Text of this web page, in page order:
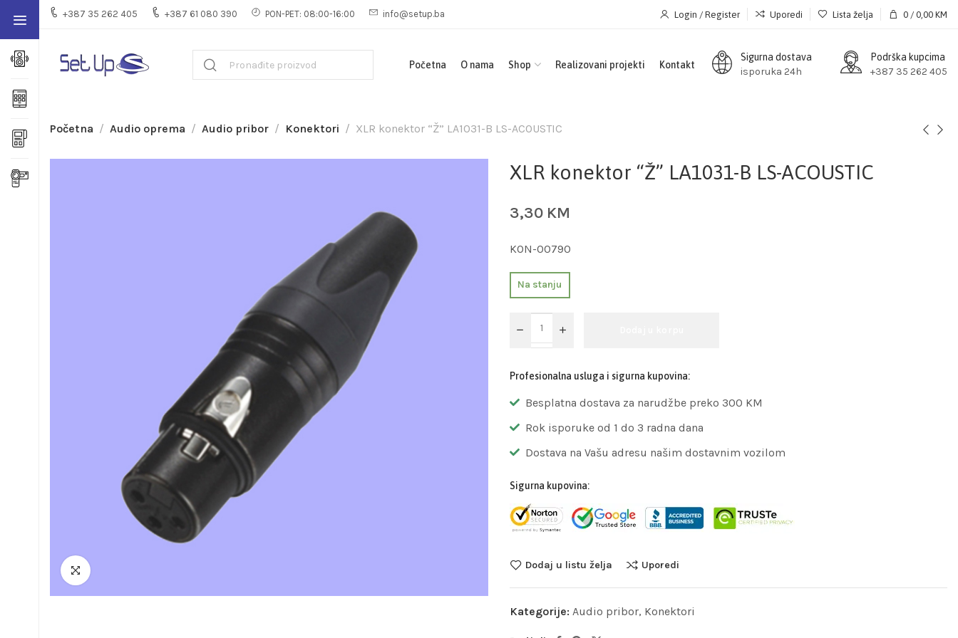
+387 35 262 405 +387 61 080 390 PON-PET: 08:00-16:00 info@setup.ba Login / Register Uporedi Lista želja 0 / 0,00 KM
Početna O nama Shop Realizovani projekti Kontakt
Sigurna dostava
isporuka 24h
Podrška kupcima
+387 35 262 405
Početna Audio oprema Audio pribor Konektori XLR konektor “Ž” LA1031-B LS-ACOUSTIC
XLR konektor “Ž” LA1031-B LS-ACOUSTIC
3,30 KM
KON-00790
Na stanju
Profesionalna usluga i sigurna kupovina:
Besplatna dostava za narudžbe preko 300 KM
Rok isporuke od 1 do 3 radna dana
Dostava na Vašu adresu našim dostavnim vozilom
Sigurna kupovina:
Dodaj u listu želja Uporedi
Kategorije: Audio pribor, Konektori